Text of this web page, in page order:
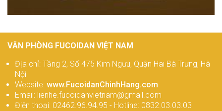
VĂN PHÒNG FUCOIDAN VIỆT NAM
Địa chỉ: Tầng 2, Số 475 Kim Ngưu, Quận Hai Bà Trưng, Hà
Nội
Website: www.FucoidanChinhHang.com
Email: lienhe.fucoidanvietnam@gmail.com
Điện thoại: 02462.96.94.95 - Hotline: 0832.03.03.03